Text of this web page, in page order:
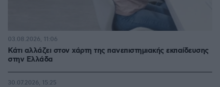
Κάτι αλλάζει στον χάρτη της πανεπιστημιακής εκπαίδευσης
στην Ελλάδα
03.08.2026, 11:06
30.07.2026, 15:25